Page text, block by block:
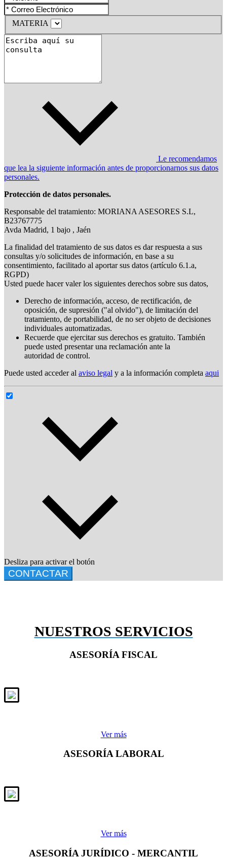
MATERIA
Le recomendamos
que lea la siguiente información antes de proporcionarnos sus datos
personales.
Protección de datos personales.
Responsable del tratamiento: MORIANA ASESORES S.L,
B23767775
Avda Madrid, 1 bajo , Jaén
La finalidad del tratamiento de sus datos es dar respuesta a sus
consultas y/o solicitudes de información, en base a su
consentimiento, facilitado al aportar sus datos (artículo 6.1.a,
RGPD)
Usted puede hacer valer los siguientes derechos sobre sus datos,
Derecho de información, acceso, de rectificación, de
oposición, de supresión ("al olvido"), de limitación del
tratamiento, de portabilidad, de no ser objeto de decisiones
individuales automatizadas.
Recuerde que ejercitar sus derechos es gratuito. También
puede usted presentar una reclamación ante la
autoridad de control.
Puede usted acceder al aviso legal y a la información completa aqui
Desliza para activar el botón
CONTACTAR
NUESTROS SERVICIOS
ASESORÍA FISCAL
Ver más
ASESORÍA LABORAL
Ver más
ASESORÍA JURÍDICO - MERCANTIL